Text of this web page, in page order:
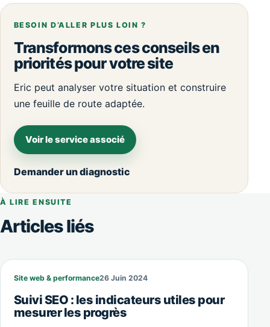
BESOIN D’ALLER PLUS LOIN ?
Transformons ces conseils en
priorités pour votre site
Eric peut analyser votre situation et construire
une feuille de route adaptée.
Voir le service associé
Demander un diagnostic
À LIRE ENSUITE
Articles liés
Site web & performance26 Juin 2024
Suivi SEO : les indicateurs utiles pour
mesurer les progrès